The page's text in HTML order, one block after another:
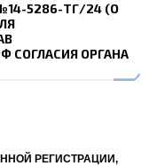
5286-ТГ/24 (О
СОГЛАСИЯ ОРГАНА
РЕГИСТРАЦИИ,